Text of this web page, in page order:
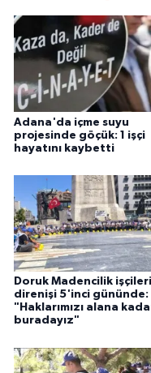
Adana'da içme suyu
projesinde göçük: 1 işçi
hayatını kaybetti
Doruk Madencilik
direnişi 5'inci gününde:
"Haklarımızı alana
buradayız"